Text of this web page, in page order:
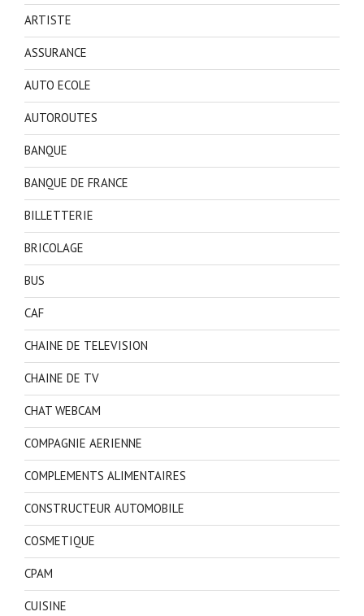
ARTISTE
ASSURANCE
AUTO ECOLE
AUTOROUTES
BANQUE
BANQUE DE FRANCE
BILLETTERIE
BRICOLAGE
BUS
CAF
CHAINE DE TELEVISION
CHAINE DE TV
CHAT WEBCAM
COMPAGNIE AERIENNE
COMPLEMENTS ALIMENTAIRES
CONSTRUCTEUR AUTOMOBILE
COSMETIQUE
CPAM
CUISINE